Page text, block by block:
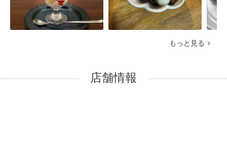
もっと見る
店舗情報